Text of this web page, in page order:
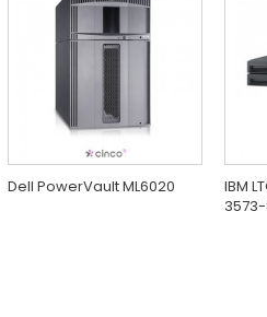
Dell PowerVault ML6020
IBM